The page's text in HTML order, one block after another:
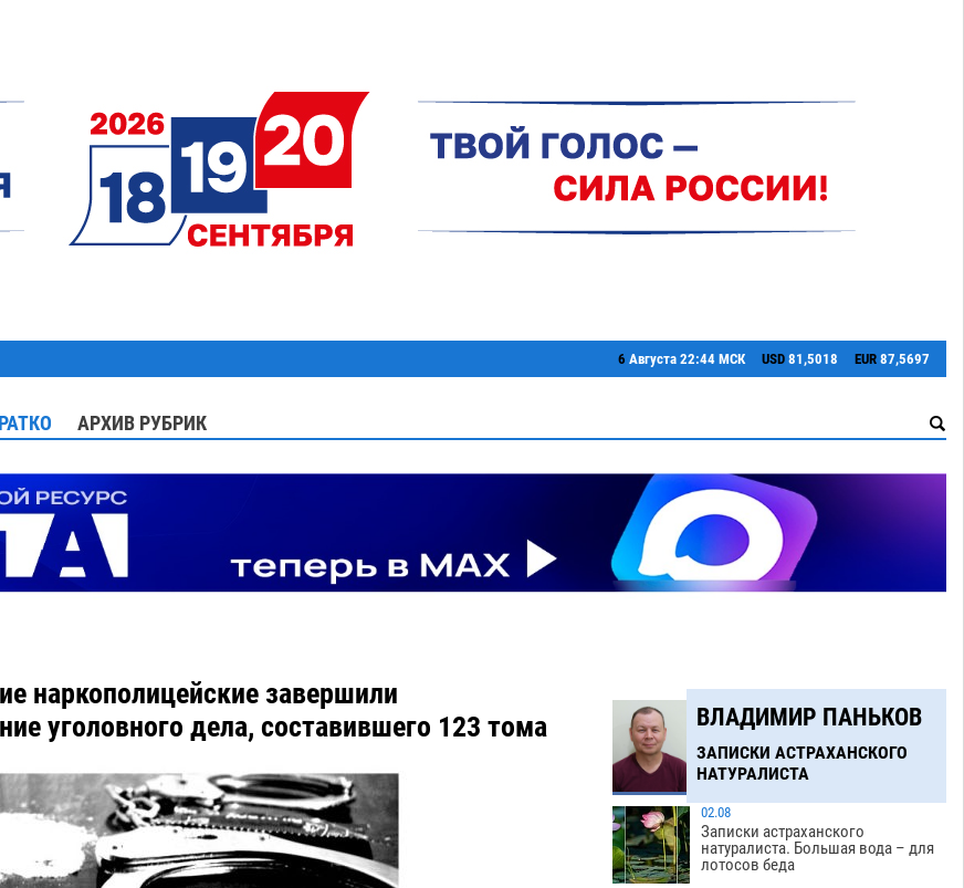
6 Августа 22:44 МСК USD 81,5018 EUR 87,5697
АРХИВ РУБРИК
наркополицейские завершили
уголовного дела, составившего 123 тома
ВЛАДИМИР ПАНЬКОВ
ЗАПИСКИ АСТРАХАНСКОГО
НАТУРАЛИСТА
02.08
Записки астраханского
натуралиста. Большая вода – для
лотосов беда